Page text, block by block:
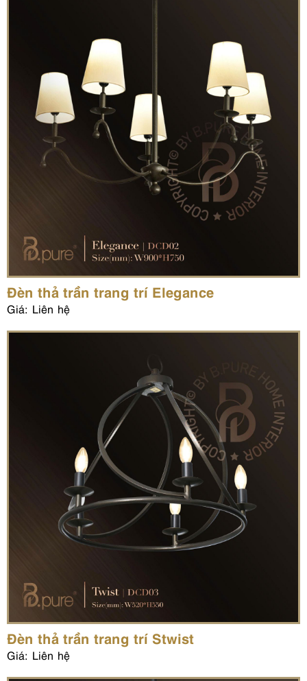
Đèn thả trần trang trí Elegance
Giá: Liên hệ
Đèn thả trần trang trí Stwist
Giá: Liên hệ